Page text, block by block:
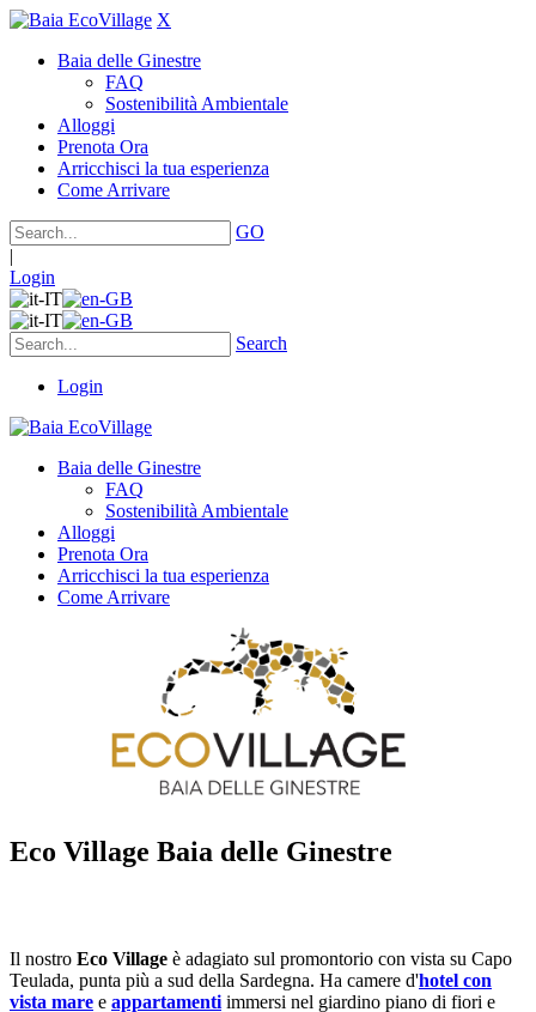
X
Baia delle Ginestre
FAQ
Sostenibilità Ambientale
Alloggi
Prenota Ora
Arricchisci la tua esperienza
Come Arrivare
GO
|
Login
Search
Login
Baia delle Ginestre
FAQ
Sostenibilità Ambientale
Alloggi
Prenota Ora
Arricchisci la tua esperienza
Come Arrivare
Eco Village Baia delle Ginestre
Il nostro Eco Village è adagiato sul promontorio con vista su Capo
Teulada, punta più a sud della Sardegna. Ha camere d'hotel con
vista mare e appartamenti immersi nel giardino piano di fiori e